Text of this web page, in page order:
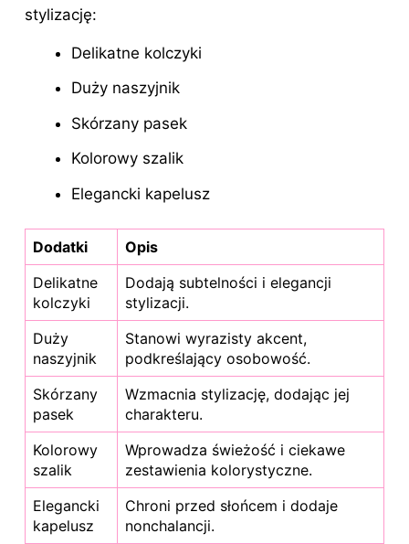
stylizację:
Delikatne kolczyki
Duży naszyjnik
Skórzany pasek
Kolorowy szalik
Elegancki kapelusz
Dodatki
Opis
Delikatne
kolczyki
Dodają subtelności i elegancji
stylizacji.
Duży
naszyjnik
Stanowi wyrazisty akcent,
podkreślający osobowość.
Skórzany
pasek
Wzmacnia stylizację, dodając jej
charakteru.
Kolorowy
szalik
Wprowadza świeżość i ciekawe
zestawienia kolorystyczne.
Elegancki
kapelusz
Chroni przed słońcem i dodaje
nonchalancji.